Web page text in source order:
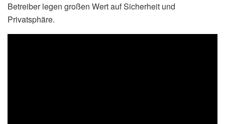
Betreiber legen großen Wert auf Sicherheit und
Privatsphäre.